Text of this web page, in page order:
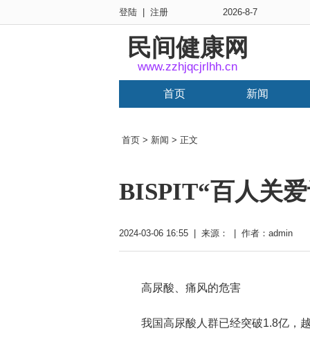
登陆 注册 2026-8-7
民间健康网
www.zzhjqcjrlhh.cn
首页 新闻
首页 > 新闻 > 正文
BISPIT“百人关
2024-03-06 16:55 | 来源： | 作者：admin
高尿酸、痛风的危害
我国高尿酸人群已经突破1.8亿，